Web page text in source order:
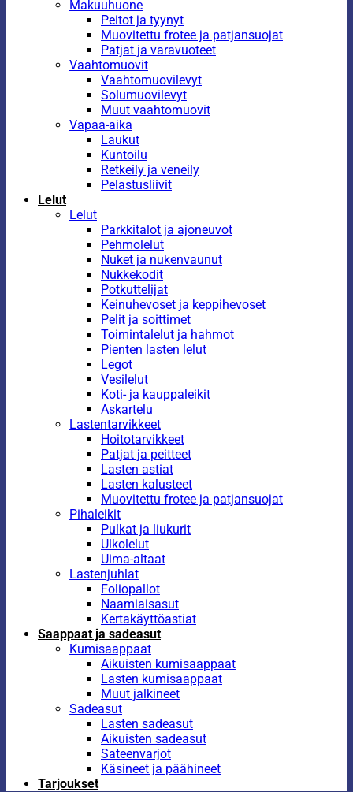
Makuuhuone
Peitot ja tyynyt
Muovitettu frotee ja patjansuojat
Patjat ja varavuoteet
Vaahtomuovit
Vaahtomuovilevyt
Solumuovilevyt
Muut vaahtomuovit
Vapaa-aika
Laukut
Kuntoilu
Retkeily ja veneily
Pelastusliivit
Lelut
Lelut
Parkkitalot ja ajoneuvot
Pehmolelut
Nuket ja nukenvaunut
Nukkekodit
Potkuttelijat
Keinuhevoset ja keppihevoset
Pelit ja soittimet
Toimintalelut ja hahmot
Pienten lasten lelut
Legot
Vesilelut
Koti- ja kauppaleikit
Askartelu
Lastentarvikkeet
Hoitotarvikkeet
Patjat ja peitteet
Lasten astiat
Lasten kalusteet
Muovitettu frotee ja patjansuojat
Pihaleikit
Pulkat ja liukurit
Ulkolelut
Uima-altaat
Lastenjuhlat
Foliopallot
Naamiaisasut
Kertakäyttöastiat
Saappaat ja sadeasut
Kumisaappaat
Aikuisten kumisaappaat
Lasten kumisaappaat
Muut jalkineet
Sadeasut
Lasten sadeasut
Aikuisten sadeasut
Sateenvarjot
Käsineet ja päähineet
Tarjoukset